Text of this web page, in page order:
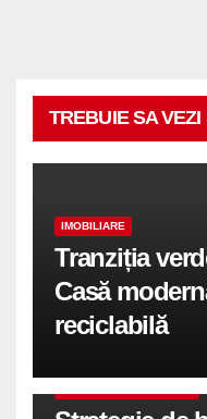
TREBUIE SA VEZI
IMOBILIARE
Tranziția
Casă
reciclabilă